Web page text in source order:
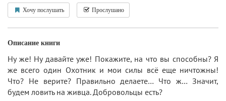
Хочу послушать Прослушано
Описание книги
Ну же! Ну давайте уже! Покажите, на что вы способны? Я
же всего один Охотник и мои силы всё еще ничтожны!
Что? Не верите? Правильно делаете… Что ж… Значит,
будем ловить на живца. Добровольцы есть?